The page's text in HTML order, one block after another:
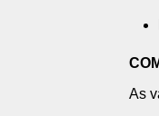
As